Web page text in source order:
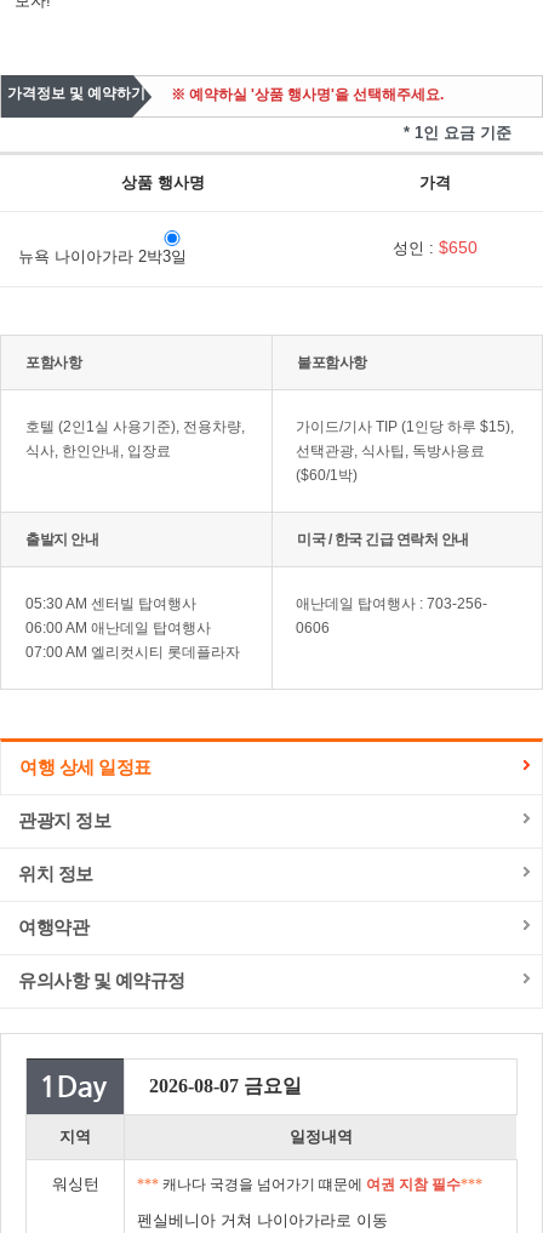
가격정보 및 예약하기 ※ 예약하실 '상품 행사명'을 선택해주세요.
* 1인 요금 기준
상품 행사명 가격
뉴욕 나이아가라 2박3일 성인 : $650
포함사항
호텔 (2인1실 사용기준), 전용차량,
식사, 한인안내, 입장료
불포함사항
가이드/기사 TIP (1인당 하루 $15),
선택관광, 식사팁, 독방사용료
($60/1박)
출발지 안내
05:30 AM 센터빌 탑여행사
06:00 AM 애난데일 탑여행사
07:00 AM 엘리컷시티 롯데플라자
미국 / 한국 긴급 연락처 안내
애난데일 탑여행사 : 703-256-
0606
여행 상세 일정표
관광지 정보
위치 정보
여행약관
유의사항 및 예약규정
2026-08-07 금요일
지역 일정내역
워싱턴 *** 캐나다 국경을 넘어가기 떄문에 여권 지참 필수***
펜실베니아 거쳐 나이아가라로 이동